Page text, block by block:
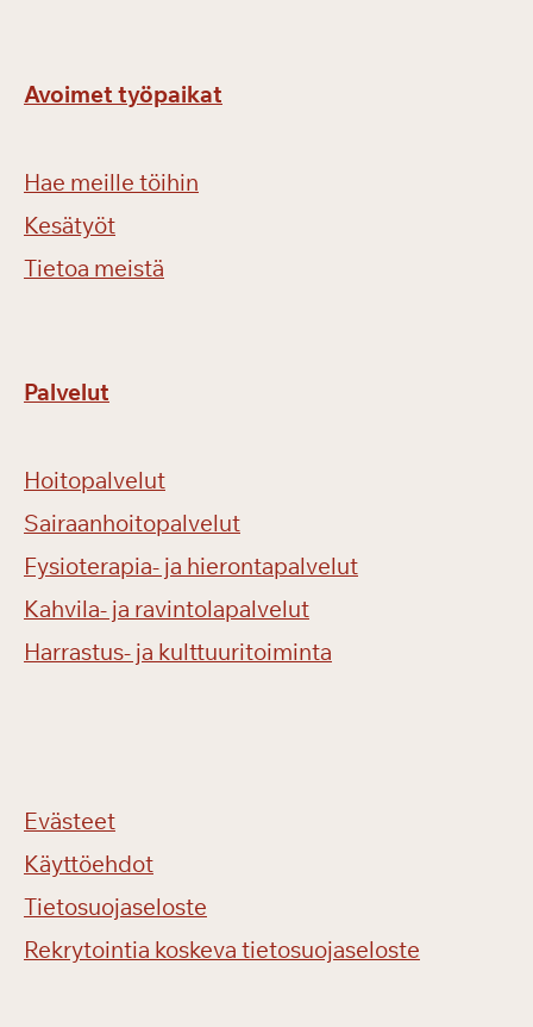
Avoimet työpaikat
Hae meille töihin
Kesätyöt
Tietoa meistä
Palvelut
Hoitopalvelut
Sairaanhoitopalvelut
Fysioterapia- ja hierontapalvelut
Kahvila- ja ravintolapalvelut
Harrastus- ja kulttuuritoiminta
Evästeet
Käyttöehdot
Tietosuojaseloste
Rekrytointia koskeva tietosuojaseloste